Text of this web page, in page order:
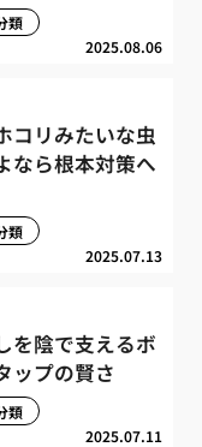
2025.08.06
類
コリみたいな虫
なら根本対策へ
2025.07.13
類
を陰で支えるボ
ップの賢さ
2025.07.11
類